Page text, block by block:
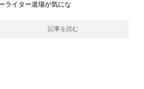
ライター道場が気にな
記事を読む